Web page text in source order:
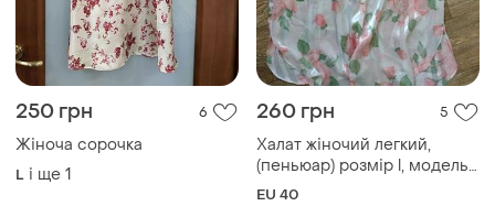
250 грн 6
Жіноча сорочка
L і ще 1
260 грн 5
Халат жіночий легкий,
(пеньюар) розмір l, модель
оверсайз 🌸
EU 40